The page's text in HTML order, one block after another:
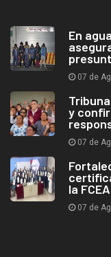
En
07 de
y
07 de
la FCEA
07 de